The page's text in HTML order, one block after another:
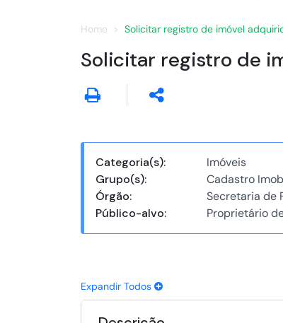
Home Solicitar registro de imóvel
Solicitar registro de
Categoria(s):
Imóveis
Grupo(s):
Cadastro
Órgão:
Secretaria de
Público-alvo:
Proprietário
Expandir Todos